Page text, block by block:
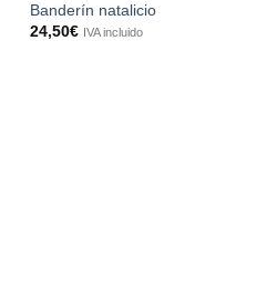
Banderín natalicio
24,50€ IVA incluido